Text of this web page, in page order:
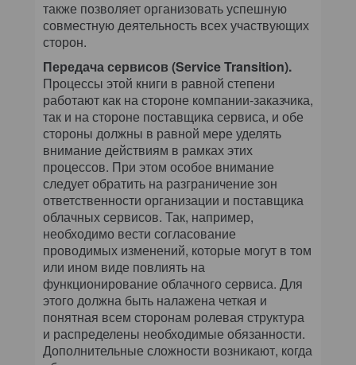
также позволяет организовать успешную
совместную деятельность всех участвующих
сторон.
Передача сервисов (Service Transition).
Процессы этой книги в равной степени
работают как на стороне компании-заказчика,
так и на стороне поставщика сервиса, и обе
стороны должны в равной мере уделять
внимание действиям в рамках этих
процессов. При этом особое внимание
следует обратить на разграничение зон
ответственности организации и поставщика
облачных сервисов. Так, например,
необходимо вести согласование
проводимых изменений, которые могут в том
или ином виде повлиять на
функционирование облачного сервиса. Для
этого должна быть налажена четкая и
понятная всем сторонам ролевая структура
и распределены необходимые обязанности.
Дополнительные сложности возникают, когда